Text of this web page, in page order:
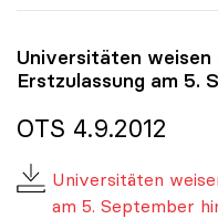
Universitäten weisen
Erstzulassung am 5.
OTS 4.9.2012
Universitäten
am 5. September